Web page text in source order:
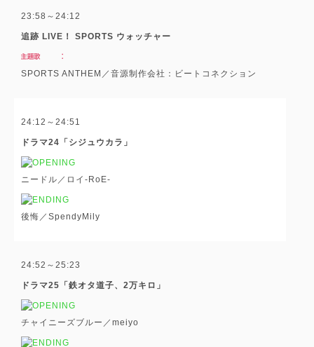
23:58～24:12
追跡 LIVE！ SPORTS ウォッチャー
SPORTS ANTHEM／音源制作会社：ビートコネクション
24:12～24:51
ドラマ24「シジュウカラ」
ニードル／ロイ-RoE-
後悔／SpendyMily
24:52～25:23
ドラマ25「鉄オタ道子、2万キロ」
チャイニーズブルー／meiyo